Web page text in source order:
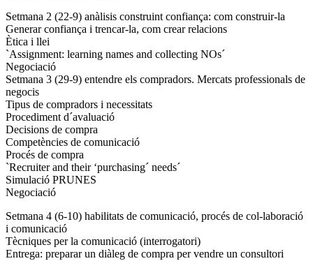
Setmana 2 (22-9) anàlisis construint confiança: com construir-la
Generar confiança i trencar-la, com crear relacions
Ètica i llei
`Assignment: learning names and collecting NOs´
Negociació
Setmana 3 (29-9) entendre els compradors. Mercats professionals de
negocis
Tipus de compradors i necessitats
Procediment d´avaluació
Decisions de compra
Competències de comunicació
Procés de compra
`Recruiter and their ‘purchasing´ needs´
Simulació PRUNES
Negociació
Setmana 4 (6-10) habilitats de comunicació, procés de col-laboració
i comunicació
Tècniques per la comunicació (interrogatori)
Entrega: preparar un diàleg de compra per vendre un consultori